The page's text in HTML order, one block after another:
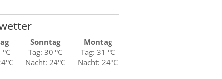
Sonntag
Tag: 30 °C
Nacht: 24°C
Montag
Tag: 31 °C
Nacht: 24°C